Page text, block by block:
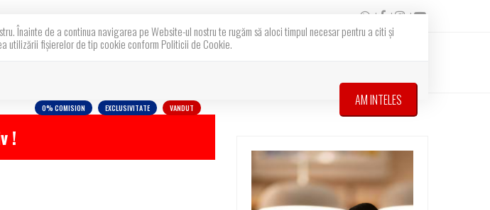
Înainte de a continua navigarea pe Website-ul nostru te rugăm să aloci timpul necesar pentru a citi și
utilizării fişierelor de tip cookie conform Politicii de Cookie.
AM INTELES
!
0% COMISION EXCLUSIVITATE VANDUT